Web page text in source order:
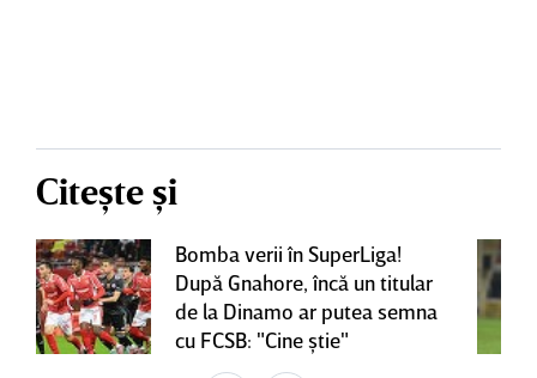
Citește și
Bomba verii în SuperLiga!
După Gnahore, încă un titular
de la Dinamo ar putea semna
cu FCSB: "Cine ştie"